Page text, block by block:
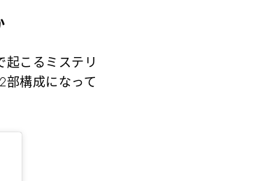
こるミステリ
構成になって